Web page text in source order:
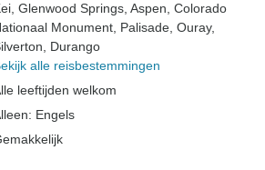
, Glenwood Springs , Aspen , Colorado
Monument , Palisade , Ouray,
, Durango
alle reisbestemmingen
leeftijden welkom
Engels